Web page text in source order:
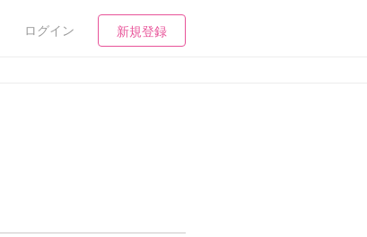
ログイン 新規登録